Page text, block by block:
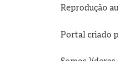
Reprodução
Portal criado